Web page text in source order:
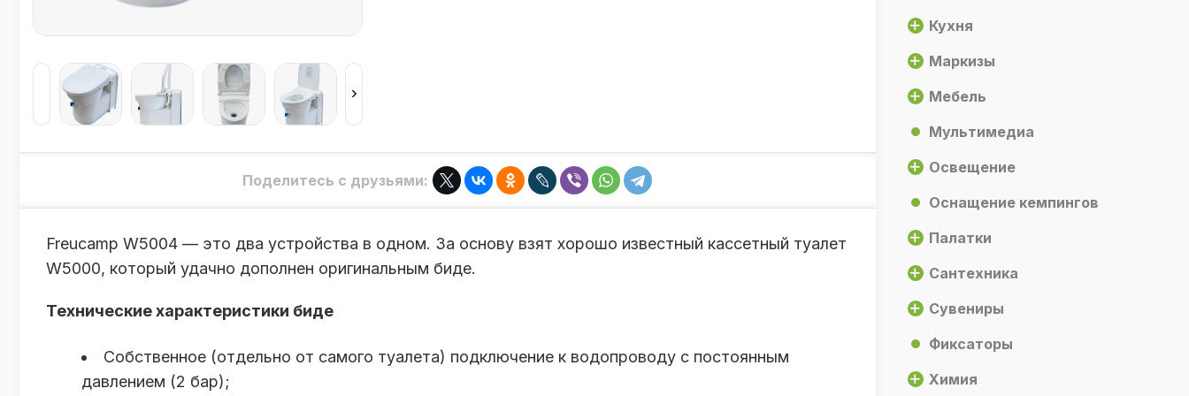
Поделитесь с друзьями:
Freucamp W5004 — это два устройства в одном. За основу взят хорошо известный кассетный туалет
W5000, который удачно дополнен оригинальным биде.
Технические характеристики биде
Собственное (отдельно от самого туалета) подключение к водопроводу с постоянным
давлением (2 бар);
Кухня
Маркизы
Мебель
Мультимедиа
Освещение
Оснащение кемпингов
Палатки
Сантехника
Сувениры
Фиксаторы
Химия